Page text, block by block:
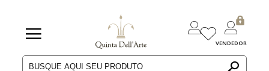
VENDEDOR